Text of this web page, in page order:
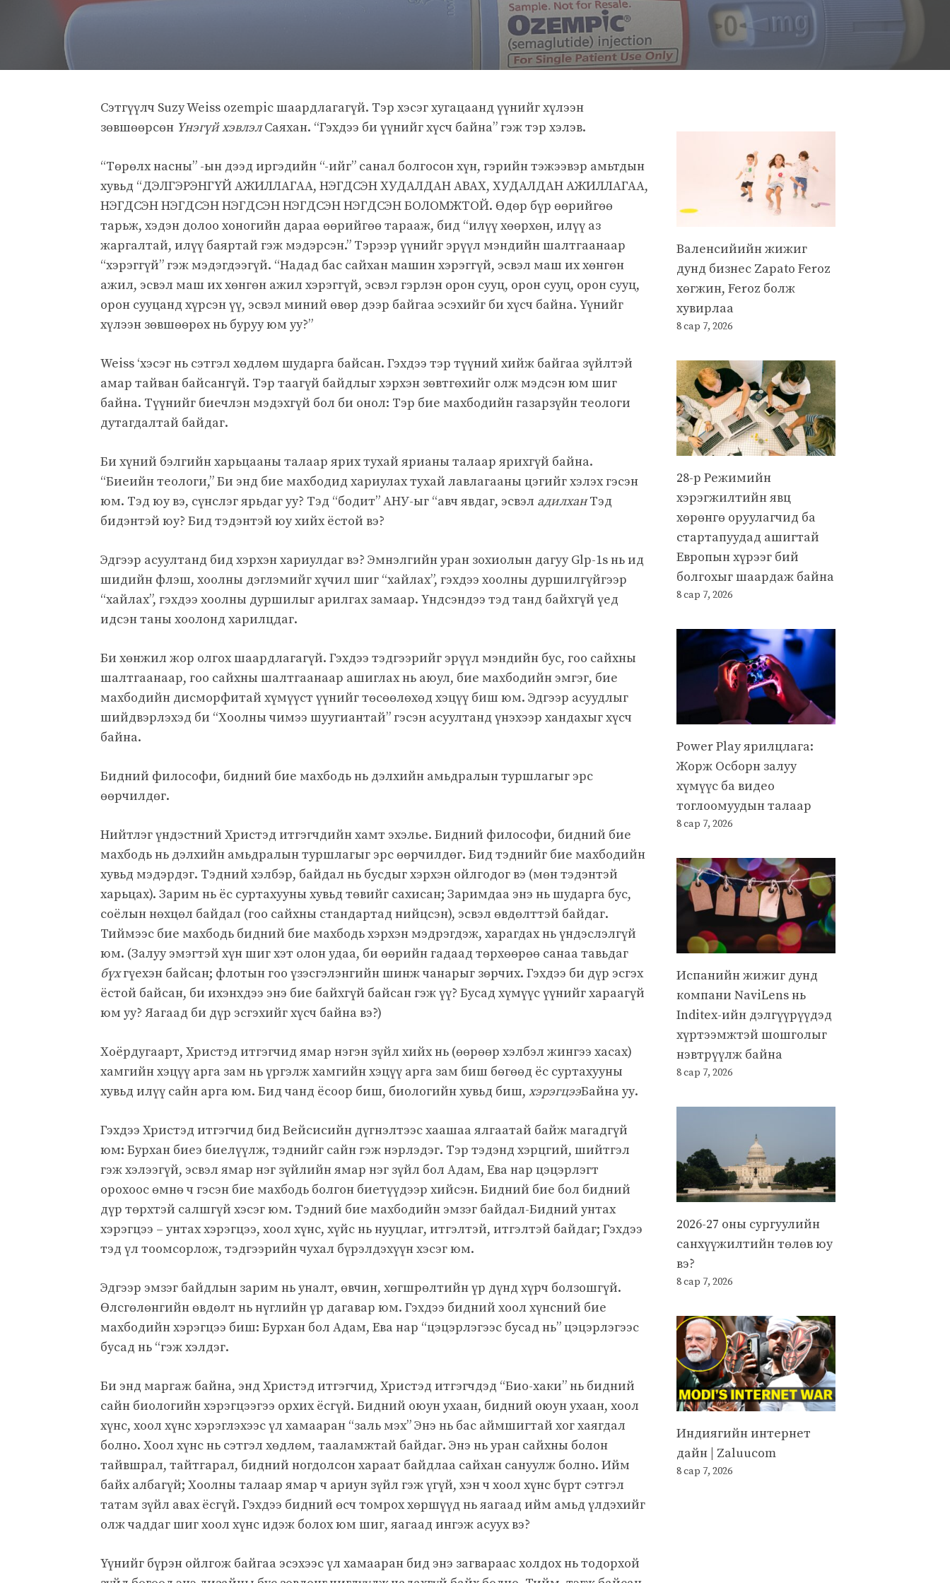
Сэтгүүлч Suzy Weiss ozempic шаардлагагүй. Тэр хэсэг хугацаанд үүнийг хүлээн
зөвшөөрсөн Үнэгүй хэвлэлСаяхан. “Гэхдээ би үүнийг хүсч байна” гэж тэр хэлэв.
“Төрөлх насны” -ын дээд иргэдийн “-ийг” санал болгосон хүн, гэрийн тэжээвэр амьтдын
хувьд “ДЭЛГЭРЭНГҮЙ АЖИЛЛАГАА, НЭГДСЭН ХУДАЛДАН АВАХ, ХУДАЛДАН АЖИЛЛАГАА,
НЭГДСЭН НЭГДСЭН НЭГДСЭН НЭГДСЭН НЭГДСЭН БОЛОМЖТОЙ. Өдөр бүр өөрийгөө
тарьж, хэдэн долоо хоногийн дараа өөрийгөө тарааж, бид “илүү хөөрхөн, илүү аз
жаргалтай, илүү баяртай гэж мэдэрсэн.” Тэрээр үүнийг эрүүл мэндийн шалтгаанаар
“хэрэггүй” гэж мэдэгдээгүй. “Надад бас сайхан машин хэрэггүй, эсвэл маш их хөнгөн
ажил, эсвэл маш их хөнгөн ажил хэрэггүй, эсвэл гэрлэн орон сууц, орон сууц, орон сууц,
орон сууцанд хүрсэн үү, эсвэл миний өвөр дээр байгаа эсэхийг би хүсч байна. Үүнийг
хүлээн зөвшөөрөх нь буруу юм уу?”
Weiss ‘хэсэг нь сэтгэл хөдлөм шударга байсан. Гэхдээ тэр түүний хийж байгаа зүйлтэй
амар тайван байсангүй. Тэр таагүй байдлыг хэрхэн зөвтгөхийг олж мэдсэн юм шиг
байна. Түүнийг биечлэн мэдэхгүй бол би онол: Тэр бие махбодийн газарзүйн теологи
дутагдалтай байдаг.
Би хүний ​​бэлгийн харьцааны талаар ярих тухай ярианы талаар ярихгүй байна.
“Биеийн теологи,” Би энд бие махбодид хариулах тухай лавлагааны цэгийг хэлэх гэсэн
юм. Тэд юу вэ, сүнслэг ярьдаг уу? Тэд “бодит” АНУ-ыг “авч явдаг, эсвэл адилханТэд
бидэнтэй юу? Бид тэдэнтэй юу хийх ёстой вэ?
Эдгээр асуултанд бид хэрхэн хариулдаг вэ? Эмнэлгийн уран зохиолын дагуу Glp-1s нь ид
шидийн флэш, хоолны дэглэмийг хүчил шиг “хайлах”, гэхдээ хоолны дуршилгүйгээр
“хайлах”, гэхдээ хоолны дуршилыг арилгах замаар. Үндсэндээ тэд танд байхгүй үед
идсэн таны хоолонд харилцдаг.
Би хөнжил жор олгох шаардлагагүй. Гэхдээ тэдгээрийг эрүүл мэндийн бус, гоо сайхны
шалтгаанаар, гоо сайхны шалтгаанаар ашиглах нь аюул, бие махбодийн эмгэг, бие
махбодийн дисморфитай хүмүүст үүнийг төсөөлөхөд хэцүү биш юм. Эдгээр асуудлыг
шийдвэрлэхэд би “Хоолны чимээ шуугиантай” гэсэн асуултанд үнэхээр хандахыг хүсч
байна.
Бидний философи, бидний бие махбодь нь дэлхийн амьдралын туршлагыг эрс
өөрчилдөг.
Нийтлэг үндэстний Христэд итгэгчдийн хамт эхэлье. Бидний философи, бидний бие
махбодь нь дэлхийн амьдралын туршлагыг эрс өөрчилдөг. Бид тэднийг бие махбодийн
хувьд мэдэрдэг. Тэдний хэлбэр, байдал нь бусдыг хэрхэн ойлгодог вэ (мөн тэдэнтэй
харьцах). Зарим нь ёс суртахууны хувьд төвийг сахисан; Заримдаа энэ нь шударга бус,
соёлын нөхцөл байдал (гоо сайхны стандартад нийцсэн), эсвэл өвдөлттэй байдаг.
Тиймээс бие махбодь бидний бие махбодь хэрхэн мэдрэгдэж, харагдах нь үндэслэлгүй
юм. (Залуу эмэгтэй хүн шиг хэт олон удаа, би өөрийн гадаад төрхөөрөө санаа тавьдаг
бүхгүехэн байсан; флотын гоо үзэсгэлэнгийн шинж чанарыг зөрчих. Гэхдээ би дүр эсгэх
ёстой байсан, би ихэнхдээ энэ бие байхгүй байсан гэж үү? Бусад хүмүүс үүнийг хараагүй
юм уу? Яагаад би дүр эсгэхийг хүсч байна вэ?)
Хоёрдугаарт, Христэд итгэгчид ямар нэгэн зүйл хийх нь (өөрөөр хэлбэл жингээ хасах)
хамгийн хэцүү арга зам нь үргэлж хамгийн хэцүү арга зам биш бөгөөд ёс суртахууны
хувьд илүү сайн арга юм. Бид чанд ёсоор биш, биологийн хувьд биш, хэрэгцээБайна уу.
Гэхдээ Христэд итгэгчид бид Вейсисийн дүгнэлтээс хаашаа ялгаатай байж магадгүй
юм: Бурхан биеэ биелүүлж, тэднийг сайн гэж нэрлэдэг. Тэр тэдэнд хэрцгий, шийтгэл
гэж хэлээгүй, эсвэл ямар нэг зүйлийн ямар нэг зүйл бол Адам, Ева нар цэцэрлэгт
орохоос өмнө ч гэсэн бие махбодь болгон биетүүдээр хийсэн. Бидний бие бол бидний
дүр төрхтэй салшгүй хэсэг юм. Тэдний бие махбодийн эмзэг байдал-Бидний унтах
хэрэгцээ – унтах хэрэгцээ, хоол хүнс, хүйс нь нууцлаг, итгэлтэй, итгэлтэй байдаг; Гэхдээ
тэд үл тоомсорлож, тэдгээрийн чухал бүрэлдэхүүн хэсэг юм.
Эдгээр эмзэг байдлын зарим нь уналт, өвчин, хөгшрөлтийн үр дүнд хүрч болзошгүй.
Өлсгөлөнгийн өвдөлт нь нүглийн үр дагавар юм. Гэхдээ бидний хоол хүнсний бие
махбодийн хэрэгцээ биш: Бурхан бол Адам, Ева нар “цэцэрлэгээс бусад нь” цэцэрлэгээс
бусад нь “гэж хэлдэг.
Би энд маргаж байна, энд Христэд итгэгчид, Христэд итгэгчдэд “Био-хаки” нь бидний
сайн биологийн хэрэгцээгээ орхих ёсгүй. Бидний оюун ухаан, бидний оюун ухаан, хоол
хүнс, хоол хүнс хэрэглэхээс үл хамааран “заль мэх” Энэ нь бас аймшигтай хог хаягдал
болно. Хоол хүнс нь сэтгэл хөдлөм, тааламжтай байдаг. Энэ нь уран сайхны болон
тайвшрал, тайтгарал, бидний ногдолсон хараат байдлаа сайхан сануулж болно. Ийм
байх албагүй; Хоолны талаар ямар ч ариун зүйл гэж үгүй, хэн ч хоол хүнс бүрт сэтгэл
татам зүйл авах ёсгүй. Гэхдээ бидний өсч томрох хөршүүд нь яагаад ийм амьд үлдэхийг
олж чаддаг шиг хоол хүнс идэж болох юм шиг, яагаад ингэж асуух вэ?
Үүнийг бүрэн ойлгож байгаа эсэхээс үл хамааран бид энэ загвараас холдох нь тодорхой
Валенсийийн жижиг
дунд бизнес Zapato Feroz
хөгжин, Feroz болж
хувирлаа
8 сар 7, 2026
28-р Режимийн
хэрэгжилтийн явц
хөрөнгө оруулагчид ба
стартапуудад ашигтай
Европын хүрээг бий
болгохыг шаардаж байна
8 сар 7, 2026
Power Play ярилцлага:
Жорж Осборн залуу
хүмүүс ба видео
тоглоомуудын талаар
8 сар 7, 2026
Испанийн жижиг дунд
компани NaviLens нь
Inditex-ийн дэлгүүрүүдэд
хүртээмжтэй шошголыг
нэвтрүүлж байна
8 сар 7, 2026
2026-27 оны сургуулийн
санхүүжилтийн төлөв юу
вэ?
8 сар 7, 2026
Индиягийн интернет
дайн | Zaluucom
8 сар 7, 2026